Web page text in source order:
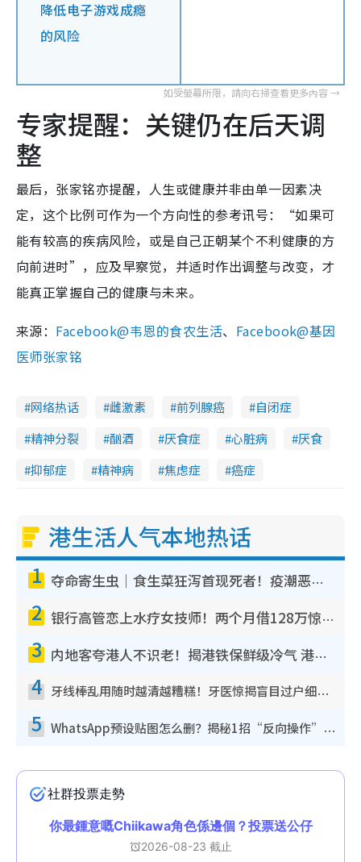
降低电子游戏成瘾
的风险
专家提醒：关键仍在后天调
整
最后，张家铭亦提醒，人生或健康并非由单一因素决
定，这个比例可作为一个方向性的参考讯号：“如果可
能有较高的疾病风险，或是自己正朝某个不利健康的方
向前进时”，应及早察觉，并适时作出调整与改变，才
能真正掌握自己的健康与未来。
来源： Facebook@韦恩的食农生活、 Facebook@基因
医师张家铭
网络热话 雌激素 前列腺癌
自闭症
精神分裂
酗酒 厌食症 心脏病
厌食
抑郁症
精神病 焦虑症 癌症
港生活人气本地热话
1 夺命寄生虫｜食生菜狂泻首现死者！疫潮恶化录1.8万宗病例 揭洗菜3大谬误
2 银行高管恋上水疗女技师！两个月借128万惊觉“沉船”沉落火海 揭背后疑似邪教操控卖淫
3 内地客夸港人不识老！揭港铁保鲜级冷气 港人求放过：别投诉
4 牙线棒乱用随时越清越糟糕！牙医惊揭盲目过户细菌恐致蛀牙：这种才是日常真保养
5 WhatsApp预设贴图怎么删？揭秘1招“反向操作”还原简洁界面 附3步实测教程